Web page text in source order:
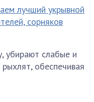
лучший укрывной
сорняков
убирают слабые и
обеспечивая